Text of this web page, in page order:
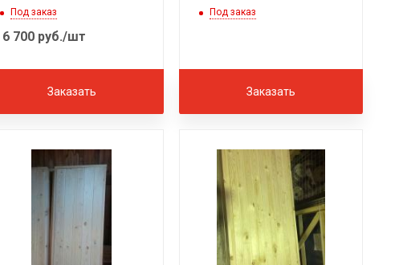
Под заказ
6 700руб./шт
Заказать
Под заказ
Заказать